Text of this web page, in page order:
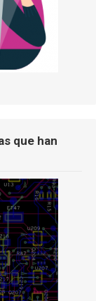
que han